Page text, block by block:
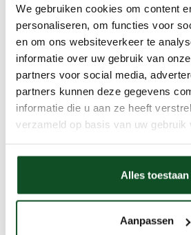
We gebruiken cookies om content
personaliseren, om functies voor
en om ons websiteverkeer te
informatie over uw gebruik van
partners voor social media,
partners kunnen deze gegevens
informatie die u aan ze heeft
verzameld op basis van uw gebruik
Alles toestaan
Aanpassen